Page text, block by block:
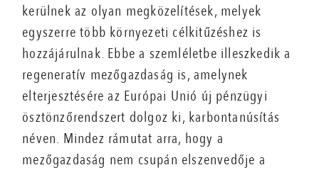
kerülnek az olyan megközelítések, melyek
egyszerre több környezeti célkitűzéshez is
hozzájárulnak. Ebbe a szemléletbe illeszkedik a
regeneratív mezőgazdaság is, amelynek
elterjesztésére az Európai Unió új pénzügyi
ösztönzőrendszert dolgoz ki, karbontanúsítás
néven. Mindez rámutat arra, hogy a
mezőgazdaság nem csupán elszenvedője a